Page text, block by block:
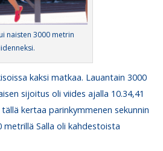
naisten 3000 metrin
kaksi matkaa. Lauantain 3000
sijoitus oli viides ajalla 10.34,41
kertaa parinkymmenen sekunnin
metrillä Salla oli kahdestoista